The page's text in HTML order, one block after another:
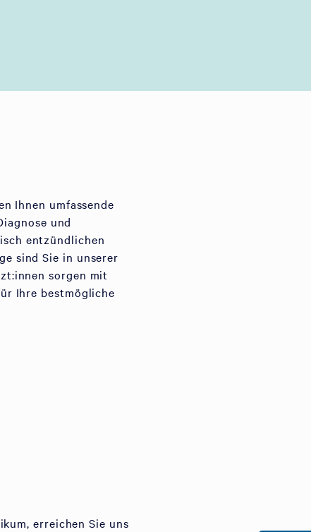
Ihnen umfassende
und
entzündlichen
sind Sie in unserer
sorgen mit
Ihre bestmögliche
erreichen Sie uns